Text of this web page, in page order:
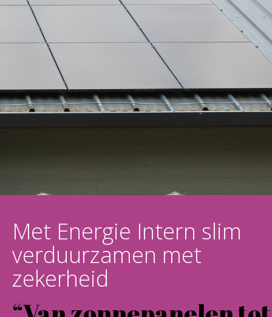
Met Energie Intern slim
verduurzamen met
zekerheid